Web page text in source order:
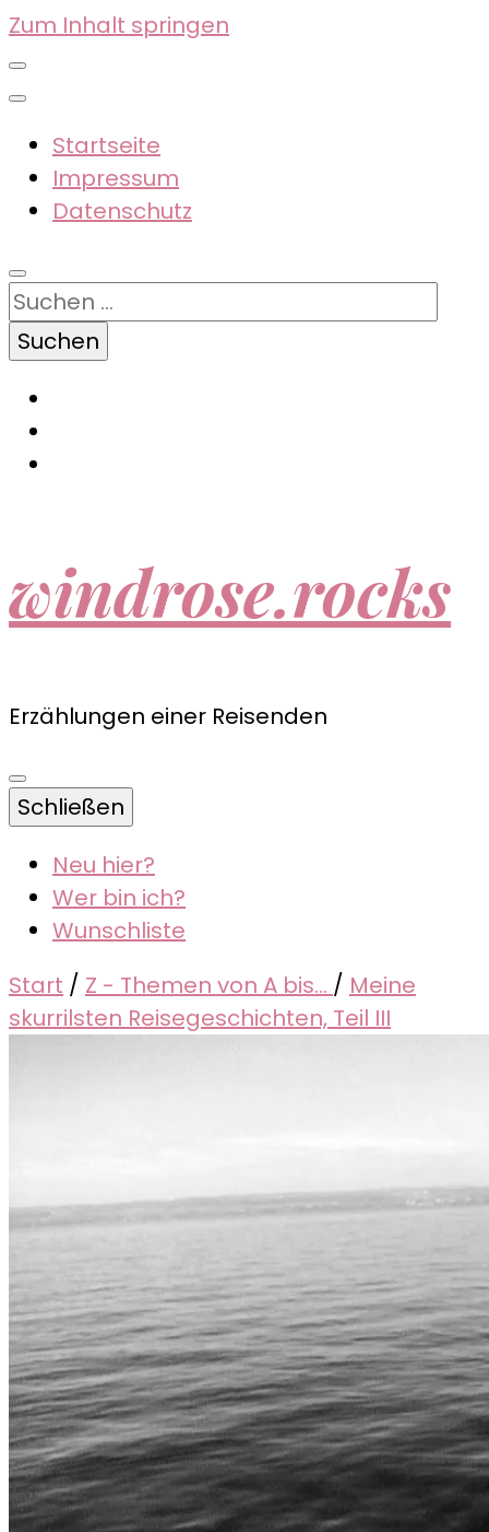
Zum Inhalt springen
Startseite
Impressum
Datenschutz
Suchen
nach:
windrose.rocks
Erzählungen einer Reisenden
Schließen
Neu hier?
Wer bin ich?
Wunschliste
Start / Z - Themen von A bis... / Meine
skurrilsten Reisegeschichten, Teil III